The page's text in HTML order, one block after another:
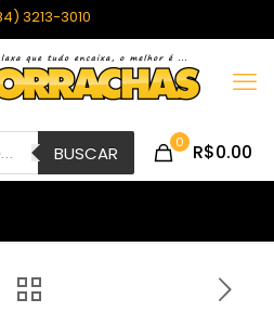
3213-3010
BUSCAR 0 R$0.00